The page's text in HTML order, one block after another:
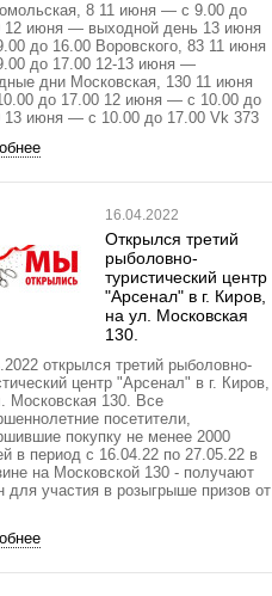
8 11 июня — с 9.00 до
12 июня — выходной день 13 июня
до 16.00 Воровского, 83 11 июня
до 17.00 12-13 июня —
дни Московская, 130 11 июня
до 17.00 12 июня — с 10.00 до
13 июня — с 10.00 до 17.00 Vk 373
16.04.2022
Открылся третий
рыболовно-
туристический центр
"Арсенал" в г. Киров,
на ул. Московская
130.
открылся третий рыболовно-
центр "Арсенал" в г. Киров,
Московская 130. Все
посетители,
покупку не менее 2000
в период с 16.04.22 по 27.05.22 в
на Московской 130 - получают
для участия в розыгрыше призов от